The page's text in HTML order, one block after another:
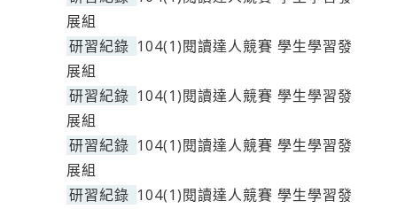
展組
研習紀錄 104(1)閱讀達人競賽 學生學習發
展組
研習紀錄 104(1)閱讀達人競賽 學生學習發
展組
研習紀錄 104(1)閱讀達人競賽 學生學習發
展組
研習紀錄 104(1)閱讀達人競賽 學生學習發